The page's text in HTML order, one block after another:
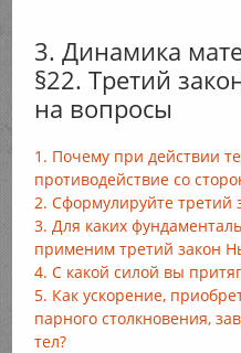
3. Динамика
§22. Третий
на вопросы
1. Почему при действии
противодействие со
2. Сформулируйте третий
3. Для каких
применим третий закон
4. С какой силой вы
5. Как ускорение,
парного столкновения,
тел?